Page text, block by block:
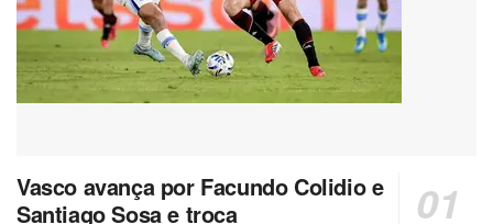
Vasco avança por Facundo Colidio e
Santiago Sosa e troca